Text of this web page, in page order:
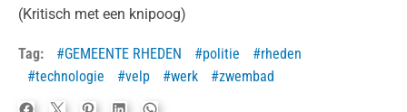
(Kritisch met een knipoog)
Tag: GEMEENTE RHEDEN politie
rheden
technologie
velp werk zwembad